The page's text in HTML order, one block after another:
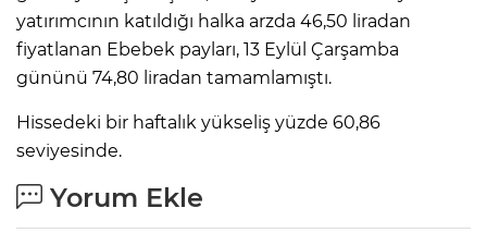
yatırımcının katıldığı halka arzda 46,50 liradan
fiyatlanan Ebebek payları, 13 Eylül Çarşamba
gününü 74,80 liradan tamamlamıştı.
Hissedeki bir haftalık yükseliş yüzde 60,86
seviyesinde.
Yorum Ekle